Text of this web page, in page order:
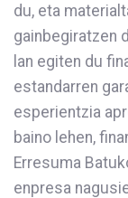
du, eta
gainbegiratzen
lan egiten du
estandarren
esperientzia
baino lehen,
Erresuma
enpresa